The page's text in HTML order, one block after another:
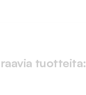
tuotteita: